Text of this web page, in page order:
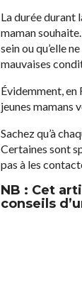
La durée durant
maman
sein ou qu’elle
mauvaises
Évidemment, en
jeunes mamans
Sachez qu’à
Certaines sont
pas à les
NB : Cet
conseils